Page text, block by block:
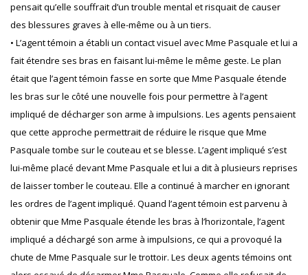
pensait qu’elle souffrait d’un trouble mental et risquait de causer
des blessures graves à elle-même ou à un tiers.
• L’agent témoin a établi un contact visuel avec Mme Pasquale et lui a
fait étendre ses bras en faisant lui-même le même geste. Le plan
était que l’agent témoin fasse en sorte que Mme Pasquale étende
les bras sur le côté une nouvelle fois pour permettre à l’agent
impliqué de décharger son arme à impulsions. Les agents pensaient
que cette approche permettrait de réduire le risque que Mme
Pasquale tombe sur le couteau et se blesse. L’agent impliqué s’est
lui-même placé devant Mme Pasquale et lui a dit à plusieurs reprises
de laisser tomber le couteau. Elle a continué à marcher en ignorant
les ordres de l’agent impliqué. Quand l’agent témoin est parvenu à
obtenir que Mme Pasquale étende les bras à l’horizontale, l’agent
impliqué a déchargé son arme à impulsions, ce qui a provoqué la
chute de Mme Pasquale sur le trottoir. Les deux agents témoins ont